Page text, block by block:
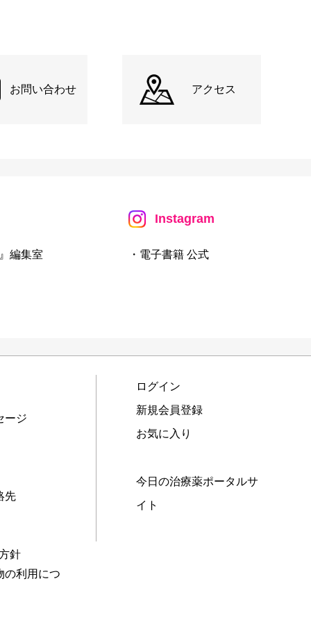
お問い合わせ アクセス
編集室
Instagram
・電子書籍 公式
ージ
先
針
の利用につ
ログイン
新規会員登録
お気に入り
今日の治療薬ポータルサ
イト